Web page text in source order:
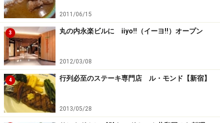
2011/06/15
3 丸の内永楽ビルに iiyo!!（イーヨ!!）オープン
2012/03/08
4 行列必至のステーキ専門店 ル・モンド【新宿】
2013/05/28